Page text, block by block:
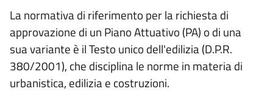
La normativa di riferimento per la richiesta di
approvazione di un Piano Attuativo (PA) o di una
sua variante è il Testo unico dell'edilizia (D.P.R.
380/2001), che disciplina le norme in materia di
urbanistica, edilizia e costruzioni.